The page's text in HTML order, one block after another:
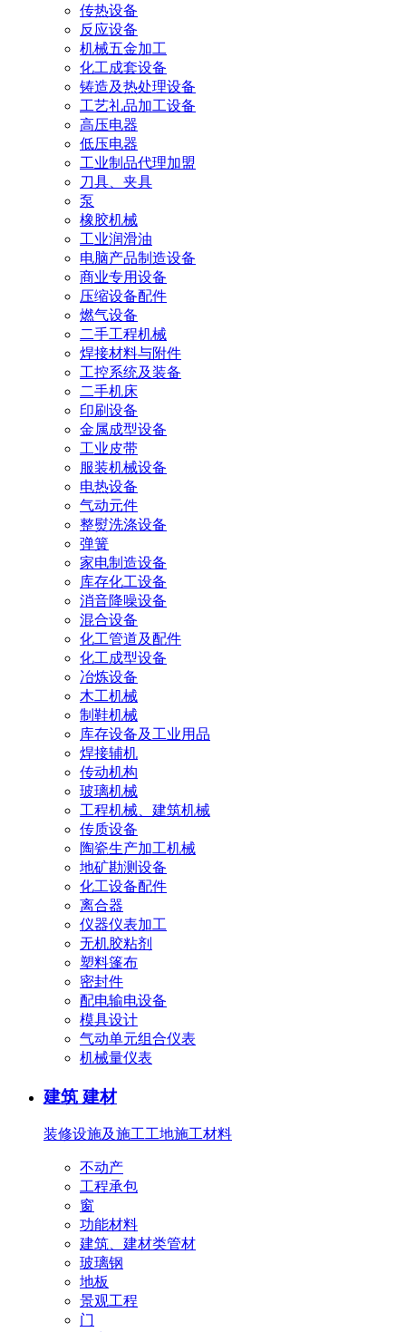
传热设备
反应设备
机械五金加工
化工成套设备
铸造及热处理设备
工艺礼品加工设备
高压电器
低压电器
工业制品代理加盟
刀具、夹具
泵
橡胶机械
工业润滑油
电脑产品制造设备
商业专用设备
压缩设备配件
燃气设备
二手工程机械
焊接材料与附件
工控系统及装备
二手机床
印刷设备
金属成型设备
工业皮带
服装机械设备
电热设备
气动元件
整熨洗涤设备
弹簧
家电制造设备
库存化工设备
消音降噪设备
混合设备
化工管道及配件
化工成型设备
冶炼设备
木工机械
制鞋机械
库存设备及工业用品
焊接辅机
传动机构
玻璃机械
工程机械、建筑机械
传质设备
陶瓷生产加工机械
地矿勘测设备
化工设备配件
离合器
仪器仪表加工
无机胶粘剂
塑料篷布
密封件
配电输电设备
模具设计
气动单元组合仪表
机械量仪表
建筑 建材
装修设施及施工工地施工材料
不动产
工程承包
窗
功能材料
建筑、建材类管材
玻璃钢
地板
景观工程
门